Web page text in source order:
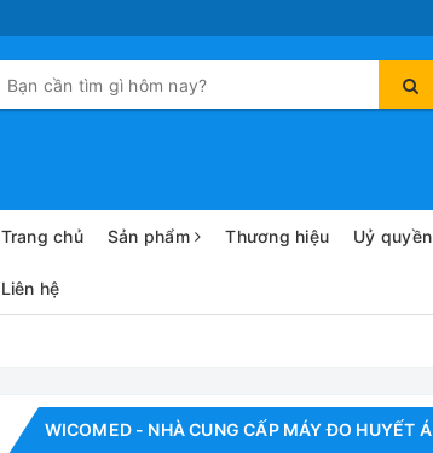
Trang chủ Sản phẩm Thương hiệu Uỷ
Liên hệ
WICOMED - NHÀ CUNG CẤP MÁY ĐO HUYẾT